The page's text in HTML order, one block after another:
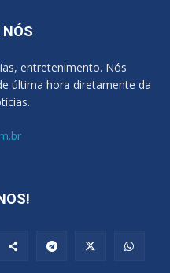
NÓS
entretenimento. Nós
última hora diretamente da